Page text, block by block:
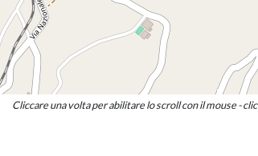
Cliccare una volta per abilitare lo scroll con il mouse -